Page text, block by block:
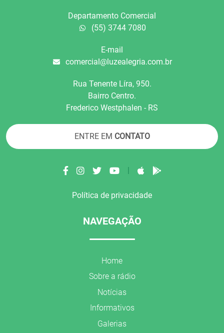
Departamento Comercial
(55) 3744 7080
E-mail
comercial@luzealegria.com.br
Rua Tenente Líra, 950.
Bairro Centro.
Frederico Westphalen - RS
ENTRE EM CONTATO
|
Política de privacidade
NAVEGAÇÃO
Home
Sobre a rádio
Notícias
Informativos
Galerias